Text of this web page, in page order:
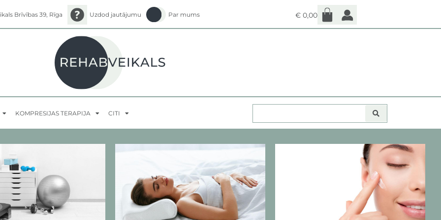
Brīvības 39, Rīga Uzdod jautājumu Par mums € 0,00
KOMPRESIJAS TERAPIJA CITI